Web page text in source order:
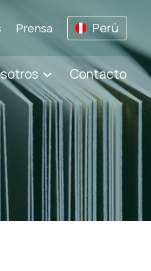
Prensa Perú
Contacto